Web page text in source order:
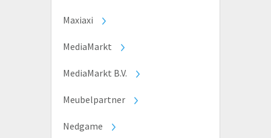
Maxiaxi
MediaMarkt
MediaMarkt B.V.
Meubelpartner
Nedgame